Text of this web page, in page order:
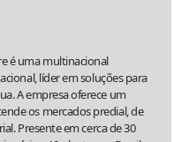
é uma multinacional
líder em soluções para
A empresa oferece um
os mercados predial, de
Presente em cerca de 30